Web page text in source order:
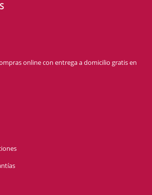
online con entrega a domicilio gratis en